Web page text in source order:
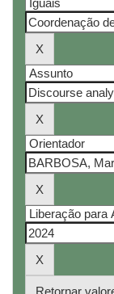
Retornar